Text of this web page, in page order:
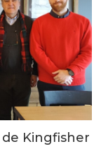
Kingfisher